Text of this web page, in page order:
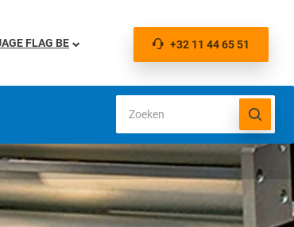
BE +32 11 44 65 51